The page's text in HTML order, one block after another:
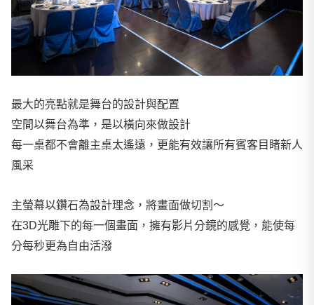
最大的亮點就是舞台的設計與配置
空間以舞台為準，是以橫向來做設計
每一桌都不會離主桌太遙遠，更能有效讓所有賓客目睹新人
風采
主螢幕以鑽石為設計理念，將畫面做切割～
在3D光雕下的每一個畫面，擁有影片分鏡的感覺，能使每
分每秒更為自由活潑